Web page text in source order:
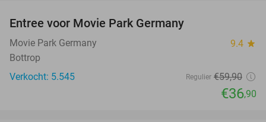
Entree voor Movie Park Germany
Movie Park Germany 9.4 star
Bottrop
Verkocht: 5.545
Regulier €59,90
€36,90